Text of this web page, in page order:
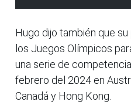
Hugo dijo también que
los Juegos Olímpicos
una serie de
febrero del 2024 en
Canadá y Hong Kong.